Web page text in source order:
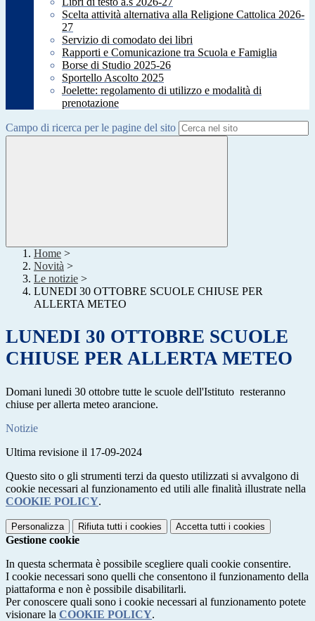
Scelta attività alternativa alla Religione Cattolica 2026-
27
Servizio di comodato dei libri
Rapporti e Comunicazione tra Scuola e Famiglia
Borse di Studio 2025-26
Sportello Ascolto 2025
Joelette: regolamento di utilizzo e modalità di
prenotazione
Campo di ricerca per le pagine del sito
Home >
Novità >
Le notizie >
LUNEDI 30 OTTOBRE SCUOLE CHIUSE PER
ALLERTA METEO
LUNEDI 30 OTTOBRE SCUOLE
CHIUSE PER ALLERTA METEO
Domani lunedi 30 ottobre tutte le scuole dell'Istituto resteranno
chiuse per allerta meteo arancione.
Notizie
Ultima revisione il 17-09-2024
Questo sito o gli strumenti terzi da questo utilizzati si avvalgono di
cookie necessari al funzionamento ed utili alle finalità illustrate nella
COOKIE POLICY.
Personalizza Rifiuta tutti i cookies Accetta tutti i cookies
Gestione cookie
In questa schermata è possibile scegliere quali cookie consentire.
I cookie necessari sono quelli che consentono il funzionamento della
piattaforma e non è possibile disabilitarli.
Per conoscere quali sono i cookie necessari al funzionamento potete
visionare la COOKIE POLICY.